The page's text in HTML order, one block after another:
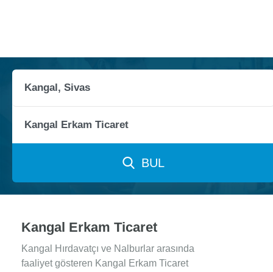
BUL
Kangal Erkam Ticaret
Kangal Hırdavatçı ve Nalburlar arasında
faaliyet gösteren Kangal Erkam Ticaret